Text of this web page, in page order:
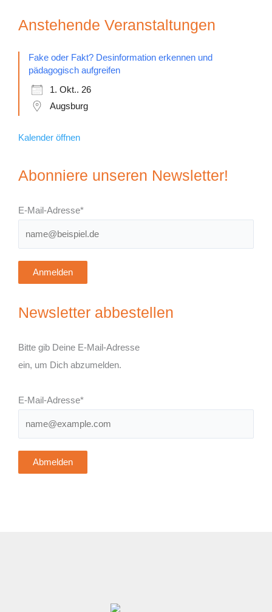
Anstehende Veranstaltungen
Fake oder Fakt? Desinformation erkennen und
pädagogisch aufgreifen
1. Okt.. 26
Augsburg
Kalender öffnen
Abonniere unseren Newsletter!
E-Mail-Adresse*
Anmelden
Newsletter abbestellen
Bitte gib Deine E-Mail-Adresse
ein, um Dich abzumelden.
E-Mail-Adresse*
Abmelden